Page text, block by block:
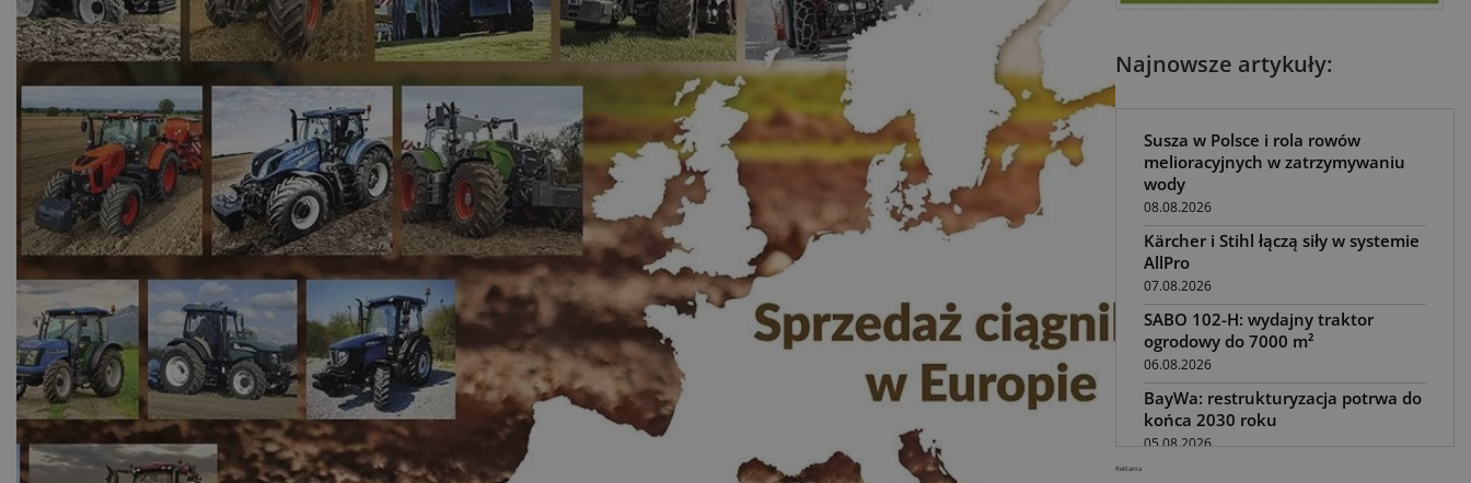
Najnowsze artykuły:
Susza w Polsce i rola rowów
melioracyjnych w zatrzymywaniu
wody
08.08.2026
Kärcher i Stihl łączą siły w systemie
AllPro
07.08.2026
SABO 102-H: wydajny traktor
ogrodowy do 7000 m²
06.08.2026
BayWa: restrukturyzacja potrwa do
końca 2030 roku
05.08.2026
Reklama